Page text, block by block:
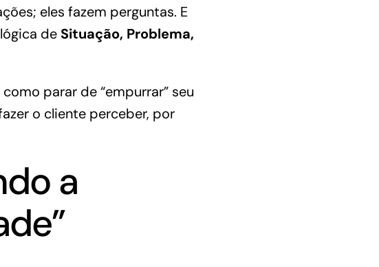
eles fazem perguntas. E
de Situação, Problema,
parar de “empurrar” seu
o cliente perceber, por
a